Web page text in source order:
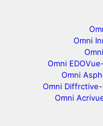
Omni
Omni
Omni
Omni
Omni